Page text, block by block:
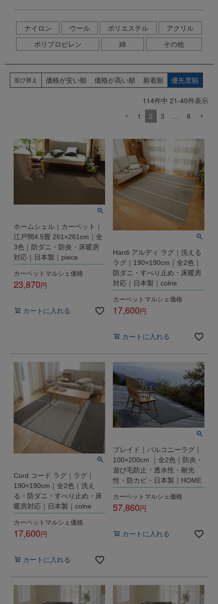
ナイロン ウール ポリエステル
アクリル
ポリプロピレン
綿 その他
並び替え 価格が安い順 価格が高い順 新着順 優先度順
114件中 21-40件表示
1
2 3 … 6
ホームシェル｜カーペット｜
江戸間4.5畳 261×261cm｜全
3色｜防ダニ・防炎・床暖房
対応｜日本製｜piece
カーペットマルシェ価格
23,870
カートに入れる
Hardi アルディ ラグ｜洗える
ラグ｜190×190cm｜全2色｜
防ダニ・すべり止め・床暖房
対応｜日本製｜colne
カーペットマルシェ価格
17,600
カートに入れる
Cord コード ラグ｜ラグ｜
190×190cm｜全2色｜洗え
る・防ダニ・すべり止め・床
暖房対応｜日本製｜colne
カーペットマルシェ価格
17,600
カートに入れる
ブレイド｜バルコニーラグ｜
100×200cm ｜全2色｜防炎・
遊び毛防止・透水性・耐光
性・防カビ・日本製｜HOME
カーペットマルシェ価格
57,860
カートに入れる